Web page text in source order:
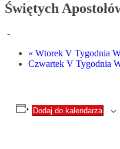
Świętych
-
« Wtorek V Tygodnia
Czwartek V Tygodnia
Dodaj do kalendarza